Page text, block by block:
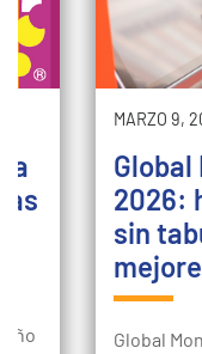
MARZO 9,
Global
2026:
sin
Global